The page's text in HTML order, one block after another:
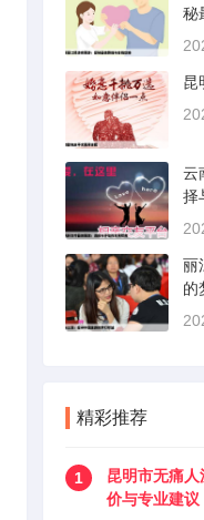
秘
昆
云
择
丽
的
精彩推荐
1
昆明市无痛
价与专业建议